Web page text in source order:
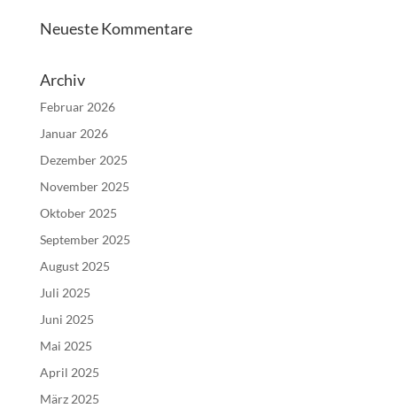
Neueste Kommentare
Archiv
Februar 2026
Januar 2026
Dezember 2025
November 2025
Oktober 2025
September 2025
August 2025
Juli 2025
Juni 2025
Mai 2025
April 2025
März 2025